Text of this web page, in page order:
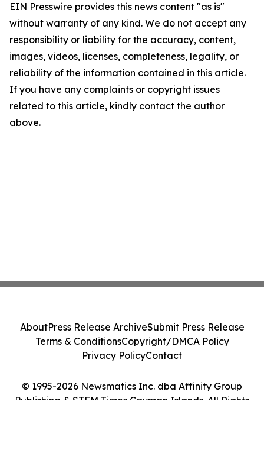
EIN Presswire provides this news content "as is"
without warranty of any kind. We do not accept any
responsibility or liability for the accuracy, content,
images, videos, licenses, completeness, legality, or
reliability of the information contained in this article.
If you have any complaints or copyright issues
related to this article, kindly contact the author
above.
© 1995-2026 Newsmatics Inc. dba Affinity Group
Publishing & STEM Times Cayman Islands. All Rights
AboutPress Release ArchiveSubmit Press Release
Terms & ConditionsCopyright/DMCA Policy
Privacy PolicyContact